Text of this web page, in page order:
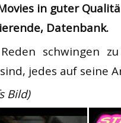
in guter
Datenbank.
schwingen
jedes auf seine
Bild)